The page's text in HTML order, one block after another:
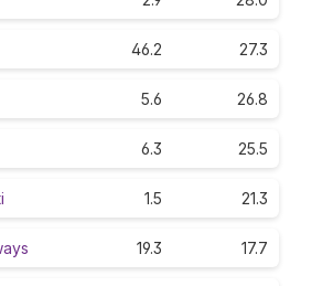
46.2 27.3
5.6 26.8
6.3 25.5
1.5 21.3
19.3 17.7